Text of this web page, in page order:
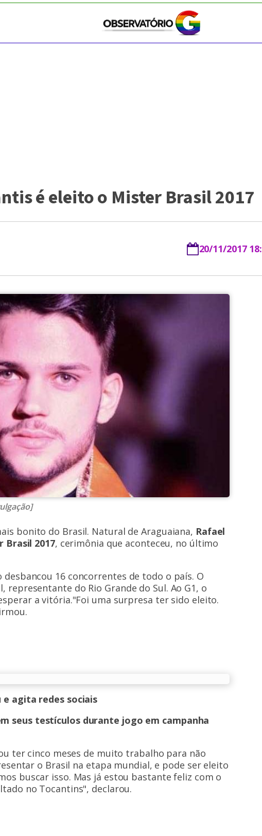
é eleito o Mister Brasil 2017
20/11/2017
bonito do Brasil. Natural de Araguaiana, Rafael
Brasil 2017, cerimônia que aconteceu, no último
16 concorrentes de todo o país. O
do Rio Grande do Sul. Ao G1, o
a vitória."Foi uma surpresa ter sido eleito.
agita redes sociais
seus testículos durante jogo em campanha
ter cinco meses de muito trabalho para não
o Brasil na etapa mundial, e pode ser eleito
buscar isso. Mas já estou bastante feliz com o
no Tocantins", declarou.